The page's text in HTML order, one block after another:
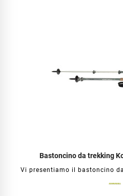
Bastoncino da trekking
Vi presentiamo il bastoncino